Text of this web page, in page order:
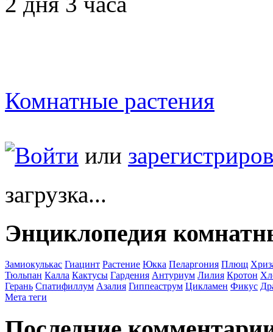
Комнатные растения
Войти или
загрузка...
Энциклопедия
Замиокулькас Гиацинт Растение Юкка Пеларгония Плющ
Тюльпан Калла Кактусы Гардения Антуриум Лилия Кротон
Герань Спатифиллум Азалия Гиппеаструм Цикламен Фикус
Мета теги